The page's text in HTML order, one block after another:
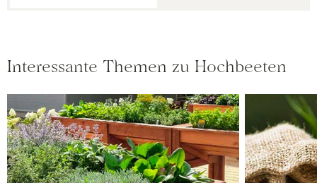
Interessante Themen zu Hochbeeten